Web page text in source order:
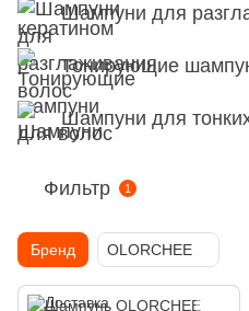
Шампуни для
Тонирующие
Шампуни для
Фильтр 1
Бренд OLORCHEE